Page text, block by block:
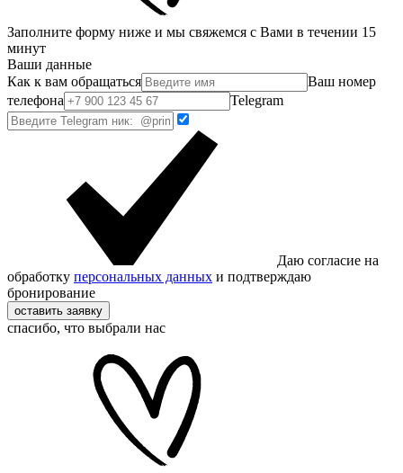
Заполните форму ниже и мы свяжемся с Вами в течении 15
минут
Ваши данные
Как к вам обращаться
Ваш номер
телефона
Telegram
Даю согласие на
обработку персональных данных и подтверждаю
бронирование
оставить заявку
спасибо, что выбрали нас